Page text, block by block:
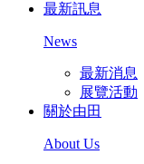
最新訊息
News
最新消息
展覽活動
關於由田
About Us